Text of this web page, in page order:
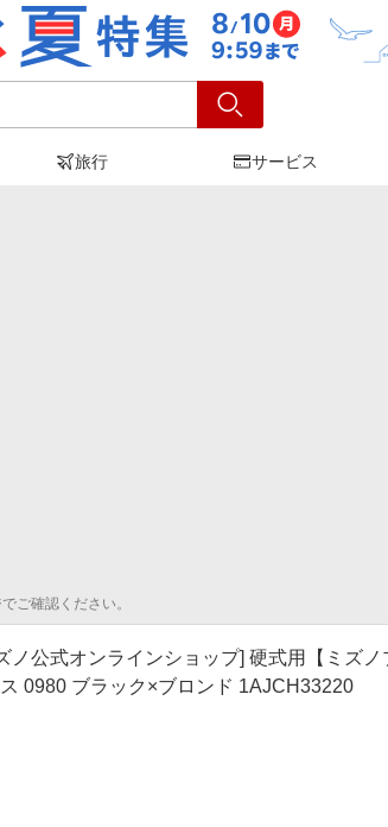
旅行 サービス
ご確認ください。
ノ公式オンラインショップ] 硬式用【ミズ
0980 ブラック×ブロンド 1AJCH33220